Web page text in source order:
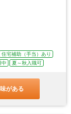
住宅補助（手当）あり
中 夏～秋入職可
がある